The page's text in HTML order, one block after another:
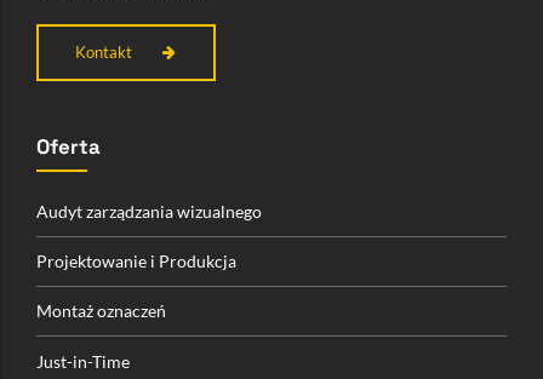
Kontakt
Oferta
Audyt zarządzania wizualnego
Projektowanie i Produkcja
Montaż oznaczeń
Just-in-Time